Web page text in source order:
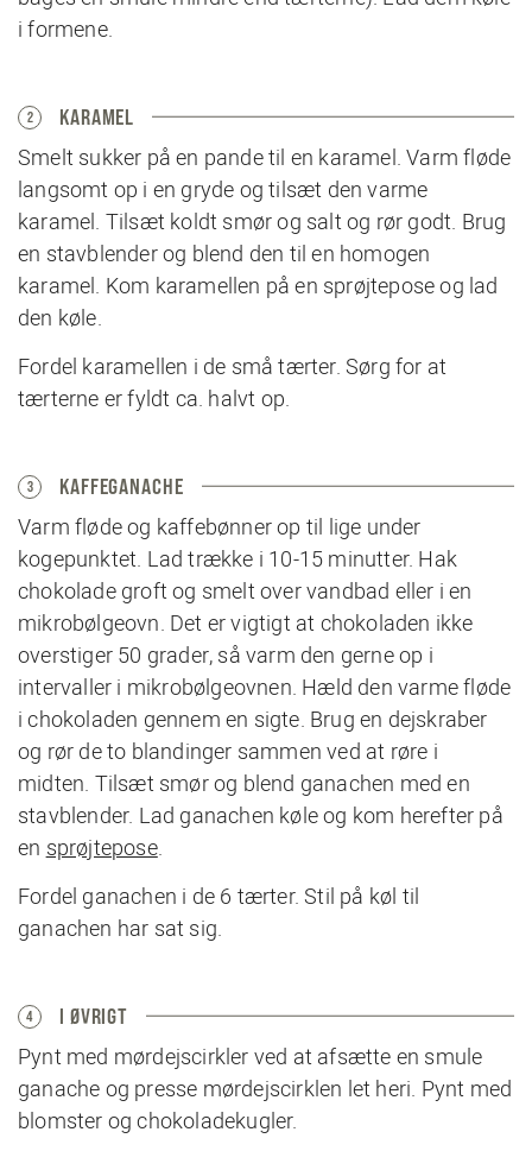
i formene.
2 KARAMEL
Smelt sukker på en pande til en karamel. Varm fløde
langsomt op i en gryde og tilsæt den varme
karamel. Tilsæt koldt smør og salt og rør godt. Brug
en stavblender og blend den til en homogen
karamel. Kom karamellen på en sprøjtepose og lad
den køle.
Fordel karamellen i de små tærter. Sørg for at
tærterne er fyldt ca. halvt op.
3 KAFFEGANACHE
Varm fløde og kaffebønner op til lige under
kogepunktet. Lad trække i 10-15 minutter. Hak
chokolade groft og smelt over vandbad eller i en
mikrobølgeovn. Det er vigtigt at chokoladen ikke
overstiger 50 grader, så varm den gerne op i
intervaller i mikrobølgeovnen. Hæld den varme fløde
i chokoladen gennem en sigte. Brug en dejskraber
og rør de to blandinger sammen ved at røre i
midten. Tilsæt smør og blend ganachen med en
stavblender. Lad ganachen køle og kom herefter på
en sprøjtepose.
Fordel ganachen i de 6 tærter. Stil på køl til
ganachen har sat sig.
4 I ØVRIGT
Pynt med mørdejscirkler ved at afsætte en smule
ganache og presse mørdejscirklen let heri. Pynt med
blomster og chokoladekugler.